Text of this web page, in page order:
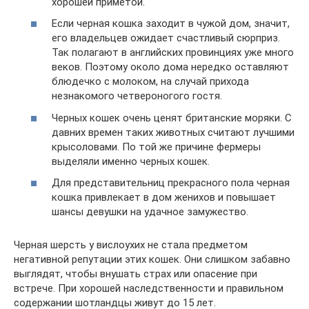
Если черная кошка заходит в чужой дом, значит,
его владельцев ожидает счастливый сюрприз.
Так полагают в английских провинциях уже много
веков. Поэтому около дома нередко оставляют
блюдечко с молоком, на случай прихода
незнакомого четвероногого гостя.
Черных кошек очень ценят британские моряки. С
давних времен таких животных считают лучшими
крысоловами. По той же причине фермеры
выделяли именно черных кошек.
Для представительниц прекрасного пола черная
кошка привлекает в дом женихов и повышает
шансы девушки на удачное замужество.
Черная шерсть у вислоухих не стала предметом
негативной репутации этих кошек. Они слишком забавно
выглядят, чтобы внушать страх или опасение при
встрече. При хорошей наследственности и правильном
содержании шотландцы живут до 15 лет.